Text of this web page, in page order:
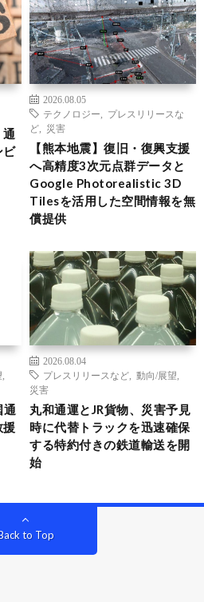
ビ
2026.08.05
テクノロジー
プレスリリースな
ど
災害
【熊本地震】復旧・復興支援
へ高精度3次元点群データと
Google Photorealistic 3D
Tilesを活用した空間情報を無
償提供
通
援
2026.08.04
プレスリリースなど
動向/展望
災害
丸和通運とJR貨物、災害予見
時に代替トラックを迅速確保
する特約付きの鉄道輸送を開
始
to Top